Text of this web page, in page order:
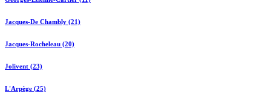
Jacques-De Chambly (21)
Jacques-Rocheleau (20)
Jolivent (23)
L'Arpège (25)